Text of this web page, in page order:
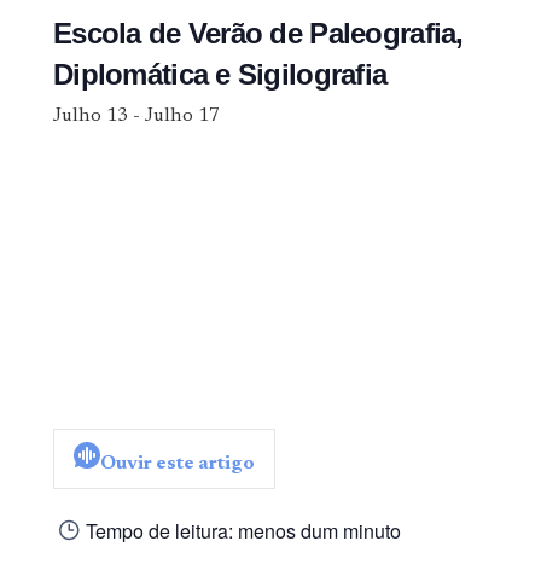
Escola de Verão de Paleografia,
Diplomática e Sigilografia
Julho 13 - Julho 17
Ouvir este artigo
Tempo de leitura: menos dum minuto